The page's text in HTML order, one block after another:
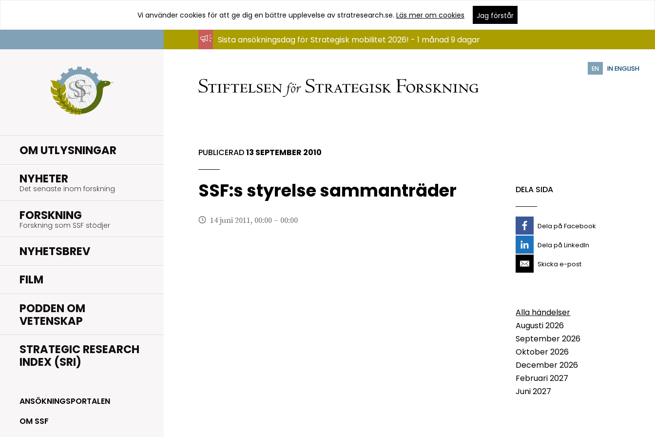
innehåll
Vi använder cookies för att ge dig en bättre upplevelse av stratresearch.se.Läs mer om cookies Jag förstår
EN IN ENGLISH
OM UTLYSNINGAR
NYHETER
Det senaste inom forskning
FORSKNING
Forskning som SSF stödjer
NYHETSBREV
FILM
PODDEN OM
VETENSKAP
STRATEGIC RESEARCH
INDEX (SRI)
ANSÖKNINGSPORTALEN
OM SSF
Sista ansökningsdag för Strategisk mobilitet 2026! - 1 månad 9 dagar
PUBLICERAD13 SEPTEMBER 2010
SSF:s styrelse sammanträder
14 juni 2011, 00:00 – 00:00
DELA SIDA
Dela på Facebook
Dela på LinkedIn
Skicka e-post
Alla händelser
Augusti 2026
September 2026
Oktober 2026
December 2026
Februari 2027
Juni 2027